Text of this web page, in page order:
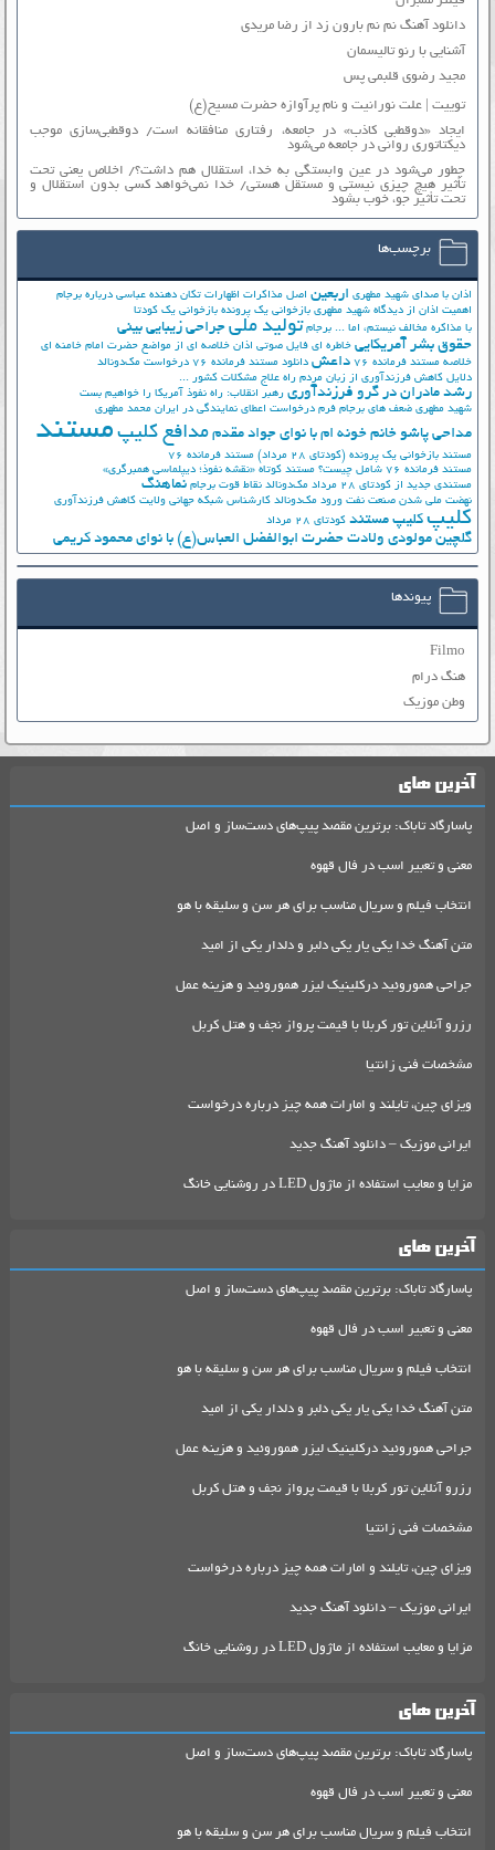
دانلود آهنگ نم نم بارون زد از رضا مریدی
آشنایی با رنو تالیسمان
مجید رضوی قلبمی پس
توییت | علت نورانیت و نام پرآوازه حضرت مسیح(ع)
ایجاد «دوقطبی کاذب» در جامعه، رفتاری منافقانه است/ دوقطبی‌سازی موجب
دیکتاتوری روانی در جامعه می‌شود
چطور می‌شود در عین وابستگی به خدا، استقلال هم داشت؟/ اخلاص یعنی تحت
تأثیر هیچ چیزی نیستی و مستقل هستی/ خدا نمی‌خواهد کسی بدون استقلال و
تحت تأثیر جوّ، خوب بشود
برچسب‌ها
اذان با صدای شهید مطهری اربعین اصل مذاکرات اظهارات تکان دهنده عباسی درباره برجام
اهمیت اذان از دیدگاه شهید مطهری بازخوانی یک پرونده بازخوانی یک کودتا
با مذاکره مخالف نیستم، اما ... برجام تولید ملی جراحی زیبایی بینی
حقوق بشر آمریکایی خاطره ای فایل صوتی اذان خلاصه ای از مواضع حضرت امام خامنه ای
خلاصه مستند فرمانده 76
داعش دانلود مستند فرمانده 76
درخواست مک‌دونالد
دلایل کاهش فرزندآوری از زبان مردم راه علاج مشکلات کشور ...
رشد مادران در گرو فرزندآوری رهبر انقلاب: راه نفوذ آمریکا را خواهیم بست
شهید مطهری ضعف های برجام فرم درخواست اعطای نمایندگی در ایران محمد مطهری
مداحی پاشو خانم خونه ام با نوای جواد مقدم مدافع کلیپ مستند
مستند بازخوانی یک پرونده (کودتای 28 مرداد)
مستند فرمانده 76
مستند فرمانده 76 شامل چیست؟
مستند کوتاه «نقشه نفوذ؛ دیپلماسی همبرگری»
مستندی جدید از کودتای 28 مرداد
مک‌دونالد نقاط قوت برجام نماهنگ
نهضت ملي شدن صنعت نفت ورود مک‌دونالد کارشناس شبکه جهانی ولایت کاهش فرزندآوری
کلیپ کلیپ مستند کودتای 28 مرداد
گلچین مولودی ولادت حضرت ابوالفضل العباس(ع) با نوای محمود کریمی
پیوندها
Filmo
هنگ درام
وطن موزیک
آخرین های
پاسارگاد تاباک: برترین مقصد پیپ‌های دست‌ساز و اصل
معنی و تعبیر اسب در فال قهوه
انتخاب فیلم و سریال مناسب برای هر سن و سلیقه با هو
متن آهنگ خدا یکی یار یکی دلبر و دلدار یکی از امید
جراحی هموروئید درکلینیک لیزر هموروئید و هزینه عمل
رزرو آنلاین تور کربلا با قیمت پرواز نجف و هتل کربل
مشخصات فنی زانتیا
ویزای چین، تایلند و امارات همه چیز درباره درخواست
ایرانی موزیک – دانلود آهنگ جدید
مزایا و معایب استفاده از ماژول LED در روشنایی خانگ
آخرین های
پاسارگاد تاباک: برترین مقصد پیپ‌های دست‌ساز و اصل
معنی و تعبیر اسب در فال قهوه
انتخاب فیلم و سریال مناسب برای هر سن و سلیقه با هو
متن آهنگ خدا یکی یار یکی دلبر و دلدار یکی از امید
جراحی هموروئید درکلینیک لیزر هموروئید و هزینه عمل
رزرو آنلاین تور کربلا با قیمت پرواز نجف و هتل کربل
مشخصات فنی زانتیا
ویزای چین، تایلند و امارات همه چیز درباره درخواست
ایرانی موزیک – دانلود آهنگ جدید
مزایا و معایب استفاده از ماژول LED در روشنایی خانگ
آخرین های
پاسارگاد تاباک: برترین مقصد پیپ‌های دست‌ساز و اصل
معنی و تعبیر اسب در فال قهوه
انتخاب فیلم و سریال مناسب برای هر سن و سلیقه با هو